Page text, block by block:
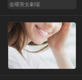
金曜美女劇場